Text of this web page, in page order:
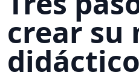
crear su
didáctico